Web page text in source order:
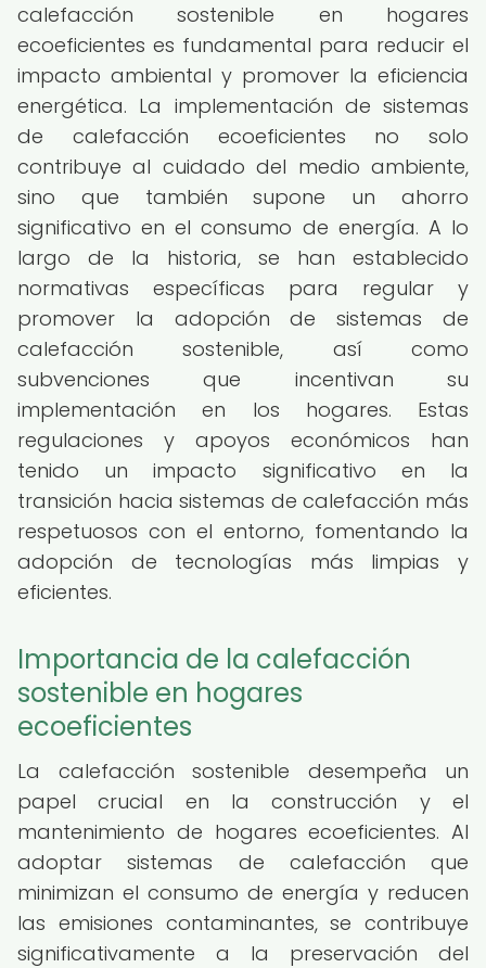
calefacción sostenible en hogares
ecoeficientes es fundamental para reducir el
impacto ambiental y promover la eficiencia
energética. La implementación de sistemas
de calefacción ecoeficientes no solo
contribuye al cuidado del medio ambiente,
sino que también supone un ahorro
significativo en el consumo de energía. A lo
largo de la historia, se han establecido
normativas específicas para regular y
promover la adopción de sistemas de
calefacción sostenible, así como
subvenciones que incentivan su
implementación en los hogares. Estas
regulaciones y apoyos económicos han
tenido un impacto significativo en la
transición hacia sistemas de calefacción más
respetuosos con el entorno, fomentando la
adopción de tecnologías más limpias y
eficientes.
Importancia de la calefacción
sostenible en hogares
ecoeficientes
La calefacción sostenible desempeña un
papel crucial en la construcción y el
mantenimiento de hogares ecoeficientes. Al
adoptar sistemas de calefacción que
minimizan el consumo de energía y reducen
las emisiones contaminantes, se contribuye
significativamente a la preservación del